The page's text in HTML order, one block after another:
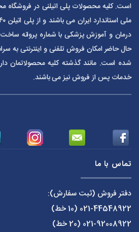
است. کلیه محصولات پلی اتیلنی در فروشگاه
حال حاضر امکان فروش تلفنی و اینترنتی به
خدمات پس از فروش نیز می باشند.
تماس با ما
دفتر فروش (ثبت سفارش):
021-44548922(10 خط)
021-92008922(20 خط)